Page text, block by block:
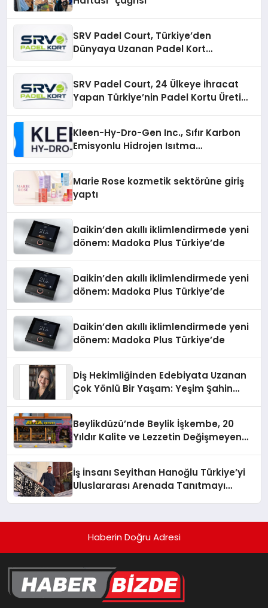
SRV Padel Court, Türkiye’den
Dünyaya Uzanan Padel Kort
SRV Padel Court, 24 Ülkeye İhracat
Yapan Türkiye’nin Padel Kortu Üretim
Kleen-Hy-Dro-Gen Inc., Sıfır Karbon
Emisyonlu Hidrojen Isıtma
Marie Rose kozmetik sektörüne giriş
yaptı
Daikin’den akıllı iklimlendirmede yeni
dönem: Madoka Plus Türkiye’de
Daikin’den akıllı iklimlendirmede yeni
dönem: Madoka Plus Türkiye’de
Daikin’den akıllı iklimlendirmede yeni
dönem: Madoka Plus Türkiye’de
Diş Hekimliğinden Edebiyata Uzanan
Çok Yönlü Bir Yaşam: Yeşim Şahin
Beylikdüzü’nde Beylik İşkembe, 20
Yıldır Kalite ve Lezzetin Değişmeyen
İş İnsanı Seyithan Hanoğlu Türkiye’yi
Uluslararası Arenada Tanıtmayı
Haberin Doğru Adresi